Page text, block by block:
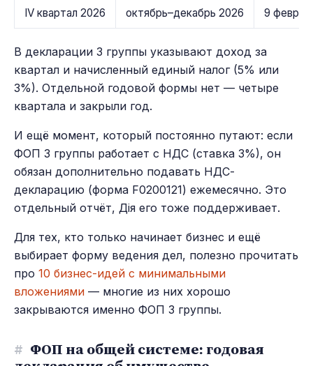
IV квартал 2026 октябрь–декабрь 2026 9
В декларации 3 группы указывают доход за
квартал и начисленный единый налог (5% или
3%). Отдельной годовой формы нет — четыре
квартала и закрыли год.
И ещё момент, который постоянно путают: если
ФОП 3 группы работает с НДС (ставка 3%), он
обязан дополнительно подавать НДС-
декларацию (форма F0200121) ежемесячно. Это
отдельный отчёт, Дія его тоже поддерживает.
Для тех, кто только начинает бизнес и ещё
выбирает форму ведения дел, полезно прочитать
про 10 бизнес-идей с минимальными
вложениями — многие из них хорошо
закрываются именно ФОП 3 группы.
# ФОП на общей системе: годовая